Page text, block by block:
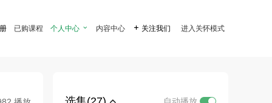
已购课程 个人中心  内容中心  关注我们 进入关怀模式